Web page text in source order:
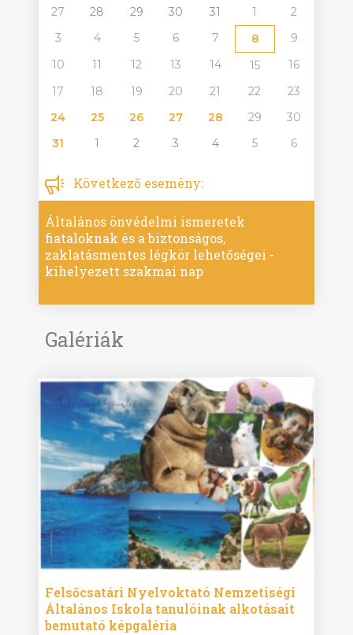
27 28 29 30 31 1
2
3
4 5 6 7 8
9
10
11 12 13 14 15
16
17
18 19 20 21 22
23
24
25 26 27 28 29
30
31
1 2 3 4 5 6
Következő esemény:
Általános önvédelmi ismeretek
fiataloknak és a biztonságos,
zaklatásmentes légkör lehetőségei -
kihelyezett szakmai nap
Galériák
Felsőcsatári Nyelvoktató Nemzetiségi
Általános Iskola tanulóinak alkotásait
bemutató képgaléria